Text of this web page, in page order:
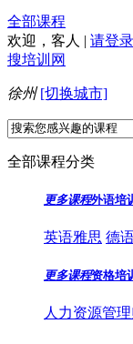
全部课程
欢迎， 客人 | 请登录
搜培训网
徐州 [切换城市]
全部课程分类
更多课程外语培
英语雅思 德
更多课程资格培
人力资源管